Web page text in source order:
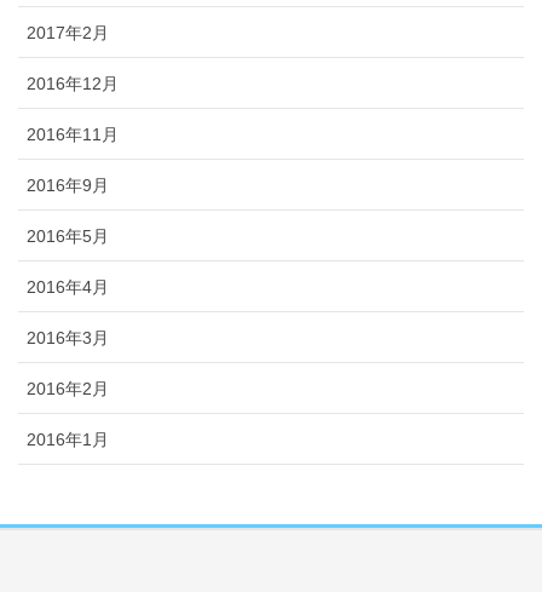
2017年2月
2016年12月
2016年11月
2016年9月
2016年5月
2016年4月
2016年3月
2016年2月
2016年1月